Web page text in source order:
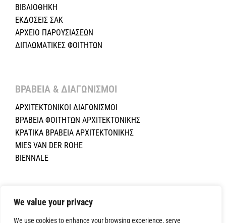
We value your privacy
We use cookies to enhance your browsing experience, serve
ΒΙΒΛΙΟΘΗΚΗ
ΕΚΔΟΣΕΙΣ ΣΑΚ
ΑΡΧΕΙΟ ΠΑΡΟΥΣΙΑΣΕΩΝ
ΔΙΠΛΩΜΑΤΙΚΕΣ ΦΟΙΤΗΤΩΝ
ΒΡΑΒΕΙΑ & ΔΙΑΓΩΝΙΣΜΟΙ ​
ΑΡΧΙΤΕΚΤΟΝΙΚΟΙ ΔΙΑΓΩΝΙΣΜΟΙ
ΒΡΑΒΕΙΑ ΦΟΙΤΗΤΩΝ ΑΡΧΙΤΕΚΤΟΝΙΚΗΣ
ΚΡΑΤΙΚΑ ΒΡΑΒΕΙΑ ΑΡΧΙΤΕΚΤΟΝΙΚΗΣ
MIES VAN DER ROHE
BIENNALE
Reserved. Powered byNETinfo Plc